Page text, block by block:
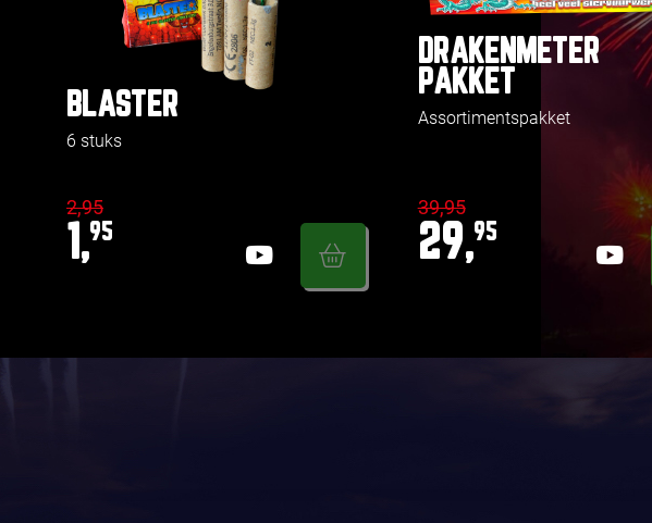
BLASTER
6 stuks
2,95
1,95
DRAKENMETER
PAKKET
Assortimentspakket
39,95
29,95